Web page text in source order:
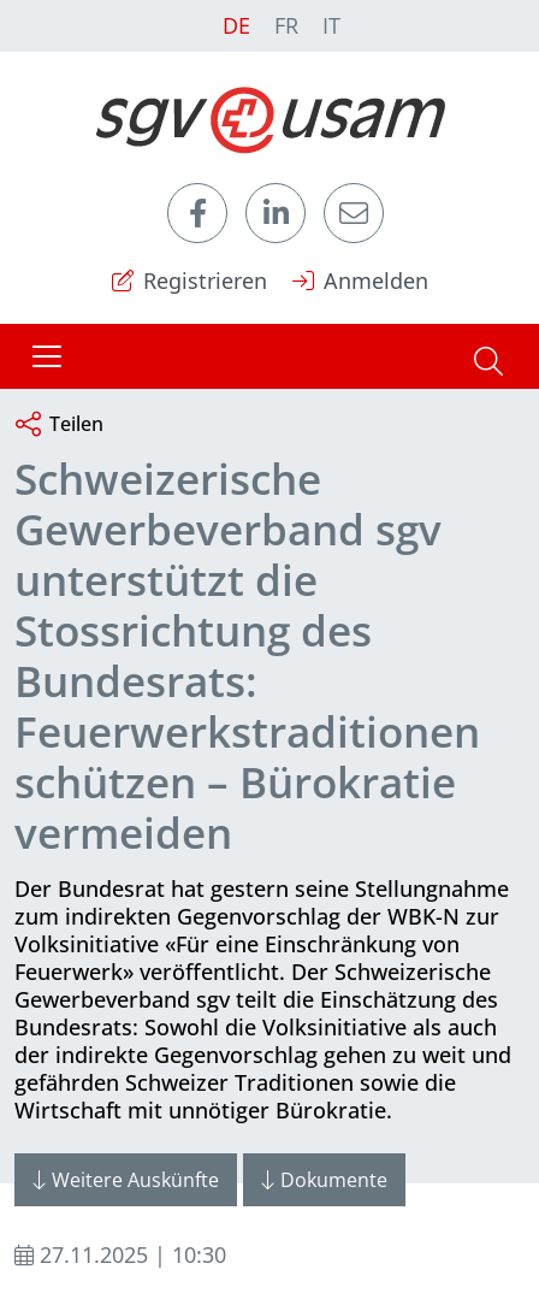
DE FR IT
Registrieren Anmelden
Teilen
Schweizerische
Gewerbeverband sgv
unterstützt die
Stossrichtung des
Bundesrats:
Feuerwerkstraditionen
schützen – Bürokratie
vermeiden
Der Bundesrat hat gestern seine Stellungnahme
zum indirekten Gegenvorschlag der WBK-N zur
Volksinitiative «Für eine Einschränkung von
Feuerwerk» veröffentlicht. Der Schweizerische
Gewerbeverband sgv teilt die Einschätzung des
Bundesrats: Sowohl die Volksinitiative als auch
der indirekte Gegenvorschlag gehen zu weit und
gefährden Schweizer Traditionen sowie die
Wirtschaft mit unnötiger Bürokratie.
Weitere Auskünfte Dokumente
27.11.2025 | 10:30